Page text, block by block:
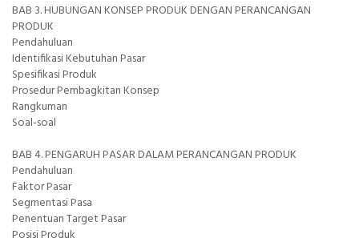
BAB 3. HUBUNGAN KONSEP PRODUK DENGAN PERANCANGAN
PRODUK
Pendahuluan
Identifikasi Kebutuhan Pasar
Spesifikasi Produk
Prosedur Pembagkitan Konsep
Rangkuman
Soal-soal
BAB 4. PENGARUH PASAR DALAM PERANCANGAN PRODUK
Pendahuluan
Faktor Pasar
Segmentasi Pasa
Penentuan Target Pasar